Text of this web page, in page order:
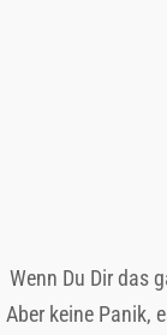
Wenn Du Dir das
Aber keine Panik,